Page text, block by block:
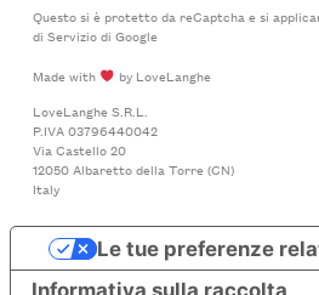
Questo si è protetto da reCaptcha e si
di Serviziodi Google
Made with
by LoveLanghe
LoveLanghe S.R.L.
P.IVA 03796440042
Via Castello 20
12050 Albaretto della Torre (CN)
Italy
Le tue preferenze